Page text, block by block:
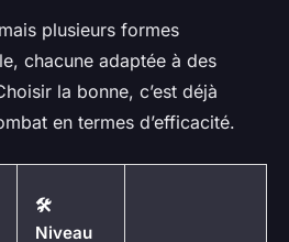
plusieurs formes
chacune adaptée à des
la bonne, c’est déjà
en termes d’efficacité.
🛠️
Niveau